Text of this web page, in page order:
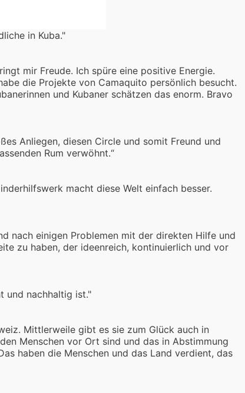
in Kuba."
mir Freude. Ich spüre eine positive Energie.
die Projekte von Camaquito persönlich besucht.
und Kubaner schätzen das enorm. Bravo
Anliegen, diesen Circle und somit Freund und
Rum verwöhnt.“
macht diese Welt einfach besser.
nach einigen Problemen mit der direkten Hilfe und
zu haben, der ideenreich, kontinuierlich und vor
und nachhaltig ist."
Mittlerweile gibt es sie zum Glück auch in
Menschen vor Ort sind und das in Abstimmung
haben die Menschen und das Land verdient, das